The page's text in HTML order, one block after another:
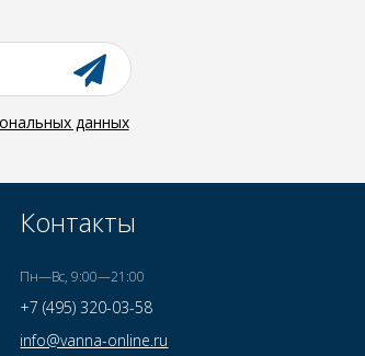
данных
Контакты
Пн—Вс, 9:00—21:00
+7 (495) 320-03-58
info@vanna-online.ru